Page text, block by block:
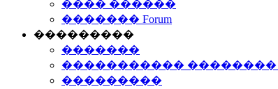
���� ������
������� Forum
���������
�������
����������� ��������
���������